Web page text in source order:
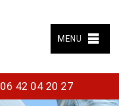
MENU
06 42 04 20 27